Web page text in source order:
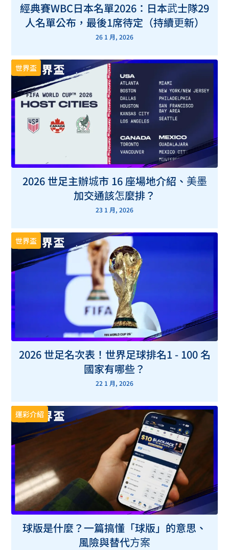
經典賽WBC日本名單2026：日本武士隊29
人名單公布，最後1席待定（持續更新）
26 1 月, 2026
世界盃
2026 世足主辦城市 16 座場地介紹、美墨
加交通該怎麼排？
23 1 月, 2026
世界盃
2026 世足名次表！世界足球排名1 - 100 名
國家有哪些？
22 1 月, 2026
運彩介紹
球版是什麼？一篇搞懂「球版」的意思、
風險與替代方案